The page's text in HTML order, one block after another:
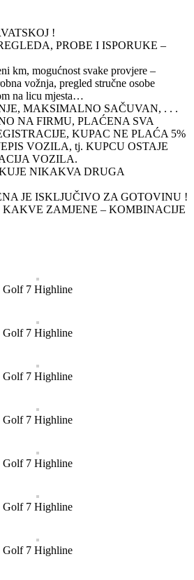
!
PROBE I ISPORUKE –
km, mogućnost svake provjere –
vožnja, pregled stručne osobe
na licu mjesta…
MAKSIMALNO SAČUVAN, . . .
NA FIRMU, PLAĆENA SVA
KUPAC NE PLAĆA 5%
VOZILA, tj. KUPCU OSTAJE
VOZILA.
NIKAKVA DRUGA
JE ISKLJUČIVO ZA GOTOVINU !
ZAMJENE – KOMBINACIJE
Golf 7 Highline
Golf 7 Highline
Golf 7 Highline
Golf 7 Highline
Golf 7 Highline
Golf 7 Highline
Golf 7 Highline